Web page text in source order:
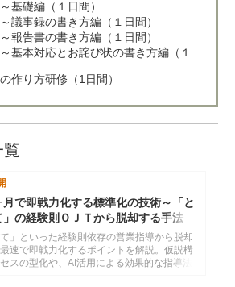
基礎編（１日間）
議事録の書き方編（１日間）
報告書の書き方編（１日間）
基本対応とお詫び状の書き方編（１
作り方研修（1日間）
覧
で即戦力化する標準化の技術～「と
」の経験則ＯＪＴから脱却する手法
」といった経験則依存の営業指導から脱却
速で即戦力化するポイントを解説。仮説構
スの型化や、AI活用による効果的な指導法